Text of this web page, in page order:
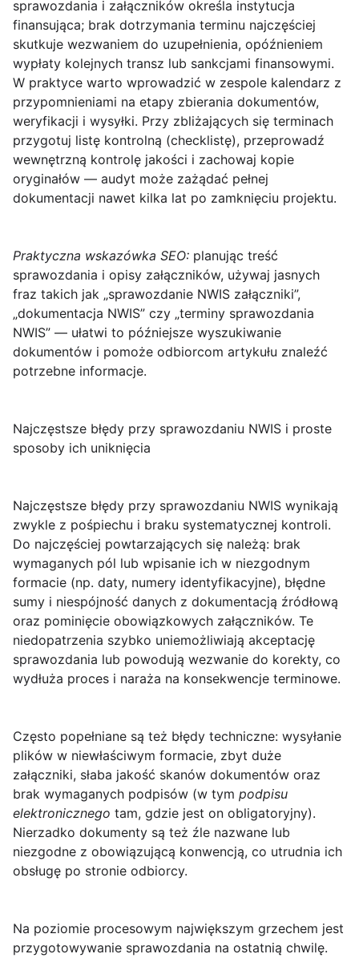
sprawozdania i załączników określa instytucja
finansująca; brak dotrzymania terminu najczęściej
skutkuje wezwaniem do uzupełnienia, opóźnieniem
wypłaty kolejnych transz lub sankcjami finansowymi.
W praktyce warto wprowadzić w zespole kalendarz z
przypomnieniami na etapy zbierania dokumentów,
weryfikacji i wysyłki. Przy zbliżających się terminach
przygotuj listę kontrolną (checklistę), przeprowadź
wewnętrzną kontrolę jakości i zachowaj kopie
oryginałów — audyt może zażądać pełnej
dokumentacji nawet kilka lat po zamknięciu projektu.
Praktyczna wskazówka SEO: planując treść
sprawozdania i opisy załączników, używaj jasnych
fraz takich jak „sprawozdanie NWIS załączniki”,
„dokumentacja NWIS” czy „terminy sprawozdania
NWIS” — ułatwi to późniejsze wyszukiwanie
dokumentów i pomoże odbiorcom artykułu znaleźć
potrzebne informacje.
Najczęstsze błędy przy sprawozdaniu NWIS i proste
sposoby ich uniknięcia
Najczęstsze błędy przy sprawozdaniu NWIS wynikają
zwykle z pośpiechu i braku systematycznej kontroli.
Do najczęściej powtarzających się należą: brak
wymaganych pól lub wpisanie ich w niezgodnym
formacie (np. daty, numery identyfikacyjne), błędne
sumy i niespójność danych z dokumentacją źródłową
oraz pominięcie obowiązkowych załączników. Te
niedopatrzenia szybko uniemożliwiają akceptację
sprawozdania lub powodują wezwanie do korekty, co
wydłuża proces i naraża na konsekwencje terminowe.
Często popełniane są też błędy techniczne: wysyłanie
plików w niewłaściwym formacie, zbyt duże
załączniki, słaba jakość skanów dokumentów oraz
brak wymaganych podpisów (w tym podpisu
elektronicznego tam, gdzie jest on obligatoryjny).
Nierzadko dokumenty są też źle nazwane lub
niezgodne z obowiązującą konwencją, co utrudnia ich
obsługę po stronie odbiorcy.
Na poziomie procesowym największym grzechem jest
przygotowywanie sprawozdania na ostatnią chwilę.